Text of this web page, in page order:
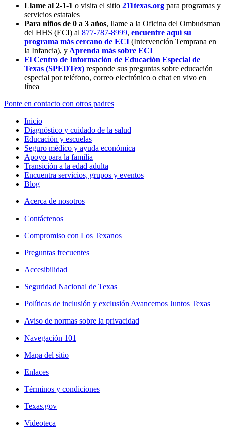
Llame al 2-1-1 o visita el sitio 211texas.org para programas y
servicios estatales
Para niños de 0 a 3 años, llame a la Oficina del Ombudsman
del HHS (ECI) al 877-787-8999, encuentre aquí su
programa más cercano de ECI (Intervención Temprana en
la Infancia), y Aprenda más sobre ECI
El Centro de Información de Educación Especial de
Texas (SPEDTex) responde sus preguntas sobre educación
especial por teléfono, correo electrónico o chat en vivo en
línea
Ponte en contacto con otros padres
Inicio
Diagnóstico y cuidado de la salud
Educación y escuelas
Seguro médico y ayuda económica
Apoyo para la familia
Transición a la edad adulta
Encuentra servicios, grupos y eventos
Blog
Acerca de nosotros
Contáctenos
Compromiso con Los Texanos
Preguntas frecuentes
Accesibilidad
Seguridad Nacional de Texas
Políticas de inclusión y exclusión Avancemos Juntos Texas
Aviso de normas sobre la privacidad
Navegación 101
Mapa del sitio
Enlaces
Términos y condiciones
Texas.gov
Videoteca